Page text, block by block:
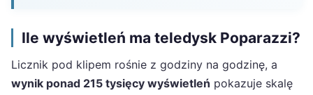
Ile wyświetleń ma teledysk Poparazzi?
Licznik pod klipem rośnie z godziny na godzinę, a
wynik ponad 215 tysięcy wyświetleń pokazuje skalę